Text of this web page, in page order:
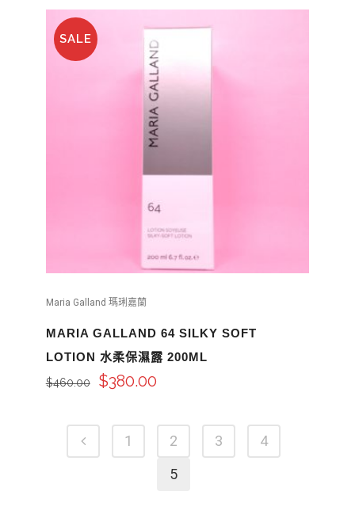
SALE
Maria Galland 瑪琍嘉蘭
MARIA GALLAND 64 SILKY SOFT
LOTION 水柔保濕露 200ML
$460.00 $380.00
1 2 3
4
5